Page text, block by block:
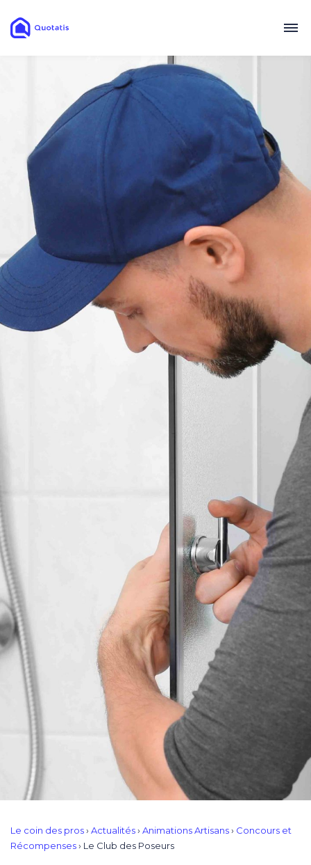
Le coin des pros› Actualités› Animations Artisans› Concours et
Récompenses› Le Club des Poseurs